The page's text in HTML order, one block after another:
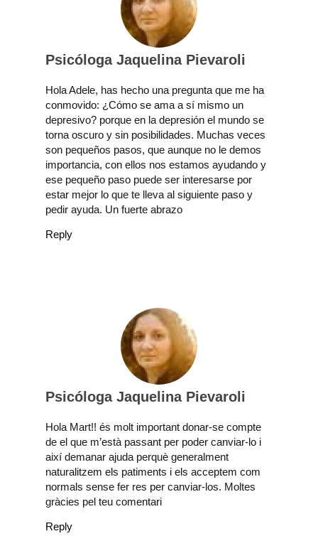
Psicóloga Jaquelina Pievaroli
Hola Adele, has hecho una pregunta que me ha
conmovido: ¿Cómo se ama a sí mismo un
depresivo? porque en la depresión el mundo se
torna oscuro y sin posibilidades. Muchas veces
son pequeños pasos, que aunque no le demos
importancia, con ellos nos estamos ayudando y
ese pequeño paso puede ser interesarse por
estar mejor lo que te lleva al siguiente paso y
pedir ayuda. Un fuerte abrazo
Reply
Psicóloga Jaquelina Pievaroli
Hola Mart!! és molt important donar-se compte
de el que m’està passant per poder canviar-lo i
així demanar ajuda perquè generalment
naturalitzem els patiments i els acceptem com
normals sense fer res per canviar-los. Moltes
gràcies pel teu comentari
Reply